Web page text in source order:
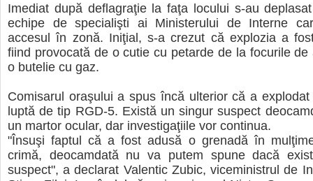
Imediat după deflagraţie la faţa locului s-au
echipe de specialişti ai Ministerului de Interne
accesul în zonă. Iniţial, s-a crezut că explozia a
fiind provocată de o cutie cu petarde de la focurile de
o butelie cu gaz.
Comisarul oraşului a spus încă ulterior că a
luptă de tip RGD-5. Există un singur suspect
un martor ocular, dar investigaţiile vor continua.
"Însuşi faptul că a fost adusă o grenadă în
crimă, deocamdată nu va putem spune dacă
suspect", a declarat Valentic Zubic, viceministrul de